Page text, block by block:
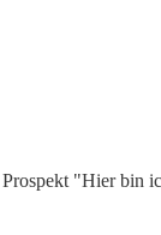
"Hier bin